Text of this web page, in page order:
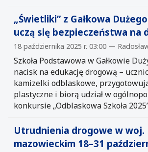
„Świetliki” z Gałkowa
uczą się bezpieczeństwa na
18 października 2025 r. 03:00 —
Szkoła Podstawowa w Gałkowie
nacisk na edukację drogową –
kamizelki odblaskowe,
plastyczne i biorą udział w
konkursie „Odblaskowa Szkoła
Utrudnienia drogowe w woj.
mazowieckim 18–31